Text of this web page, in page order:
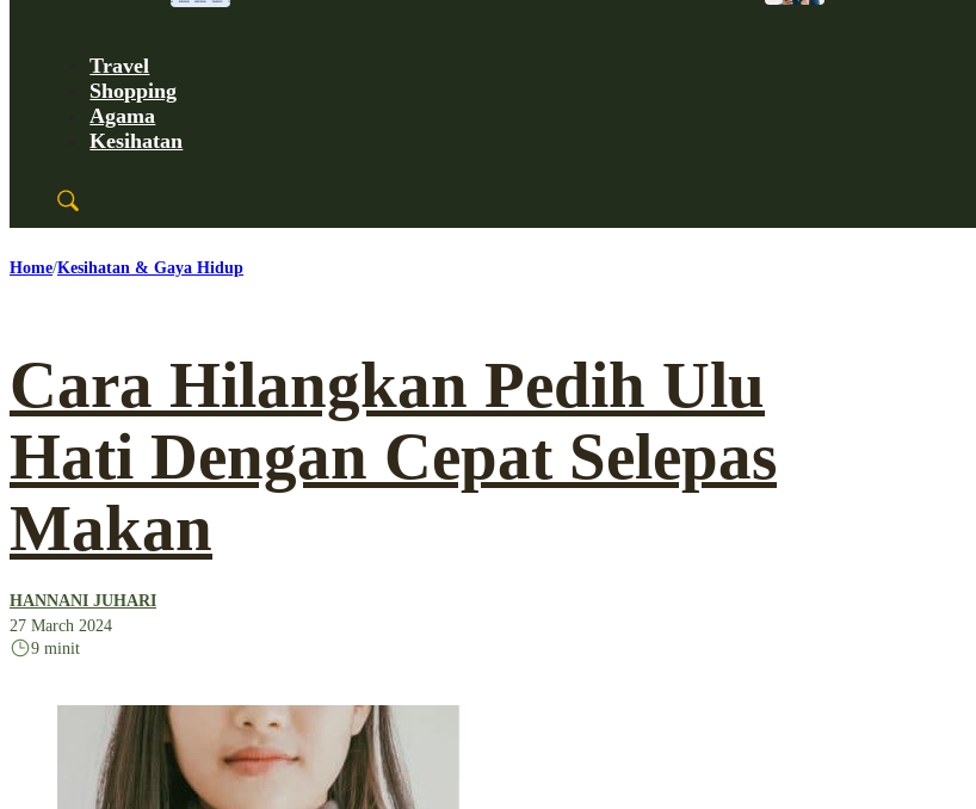
Travel
Shopping
Agama
Kesihatan
Home Kesihatan & Gaya Hidup
Cara Hilangkan Pedih Ulu
Hati Dengan Cepat Selepas
Makan
HANNANI JUHARI
27 March 2024
9 minit